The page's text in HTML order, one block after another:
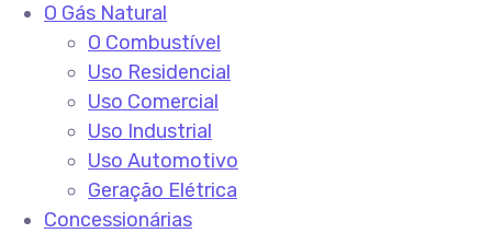
O Gás Natural
O Combustível
Uso Residencial
Uso Comercial
Uso Industrial
Uso Automotivo
Geração Elétrica
Concessionárias